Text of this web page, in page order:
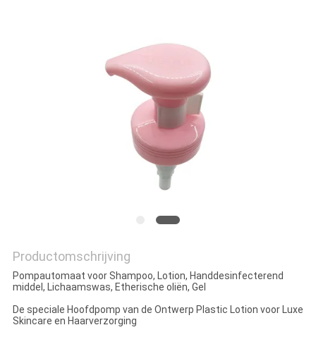
Productomschrijving
Pompautomaat voor Shampoo, Lotion, Handdesinfecterend
middel, Lichaamswas, Etherische oliën, Gel
De speciale Hoofdpomp van de Ontwerp Plastic Lotion voor Luxe
Skincare en Haarverzorging